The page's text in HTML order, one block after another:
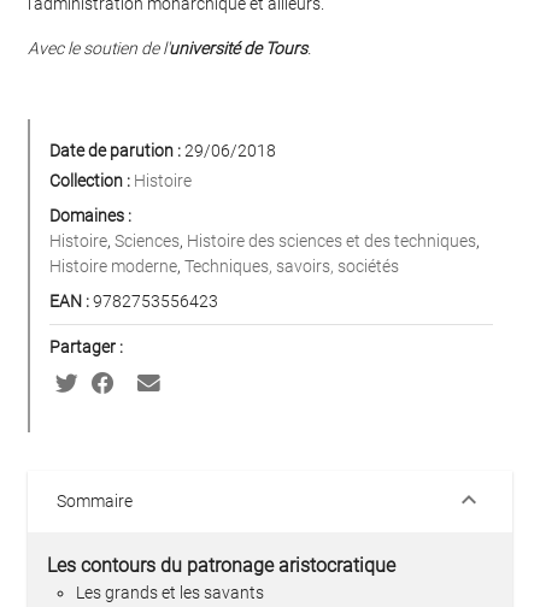
Avec le soutien de l'université de Tours.
Date de parution :29/06/2018
Collection : Histoire
Domaines :
Histoire, Sciences, Histoire des sciences et des techniques,
Histoire moderne, Techniques, savoirs, sociétés
EAN :9782753556423
Partager :
Sommaire keyboard_arrow_down
Les contours du patronage aristocratique
Les grands et les savants